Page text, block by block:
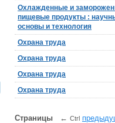
Охлажденные и
пищевые продукты :
основы и технология
Охрана труда
Охрана труда
Охрана труда
Охрана труда
Страницы ← Ctrl